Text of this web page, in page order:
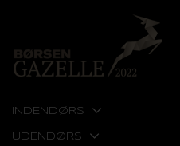
INDENDØRS
UDENDØRS